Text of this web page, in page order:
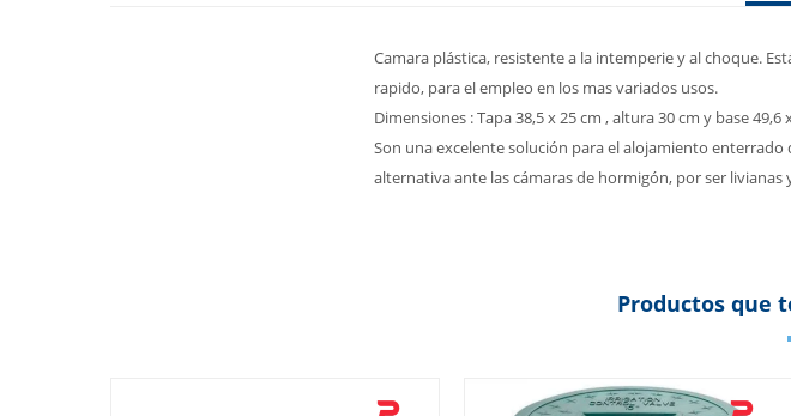
Camara plástica, resistente a la intemperie y al choque.
rapido, para el empleo en los mas variados usos.
Dimensiones : Tapa 38,5 x 25 cm , altura 30 cm y base 49,6
Son una excelente solución para el alojamiento
alternativa ante las cámaras de hormigón, por ser
Productos que